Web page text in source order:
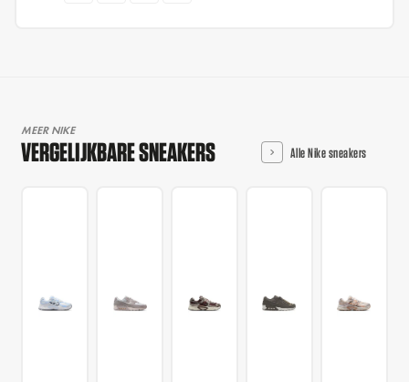
MEER NIKE
VERGELIJKBARE SNEAKERS Alle Nike sneakers